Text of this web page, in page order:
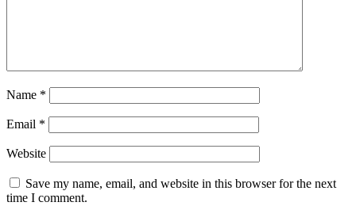
Name *
Email *
Website
Save my name, email, and website in this browser for the next
time I comment.